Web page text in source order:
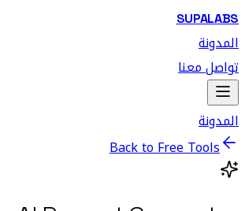
SUPALABS
المدونة
تواصل معنا
المدونة
Back to Free Tools